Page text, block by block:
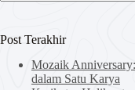
Post Terakhir
Mozaik
dalam Satu Karya